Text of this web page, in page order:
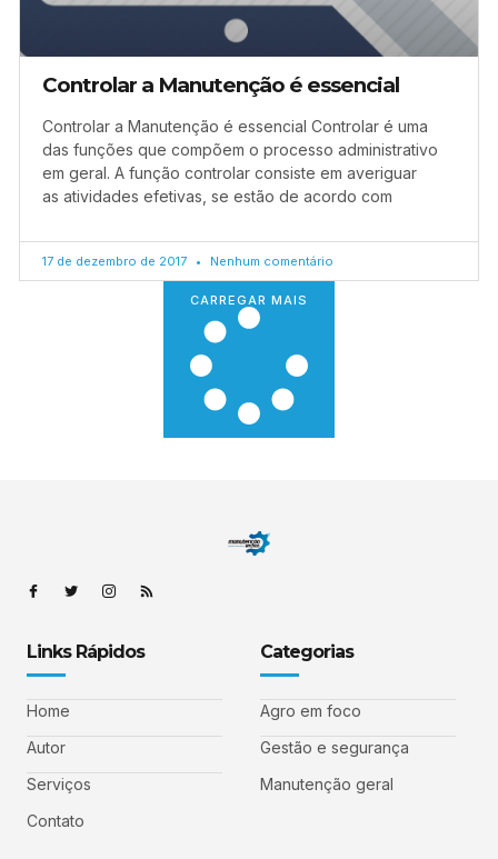
Controlar a Manutenção é essencial
Controlar a Manutenção é essencial Controlar é uma
das funções que compõem o processo administrativo
em geral. A função controlar consiste em averiguar
as atividades efetivas, se estão de acordo com
17 de dezembro de 2017 Nenhum comentário
CARREGAR MAIS
Links Rápidos
Home
Autor
Serviços
Contato
Categorias
Agro em foco
Gestão e segurança
Manutenção geral